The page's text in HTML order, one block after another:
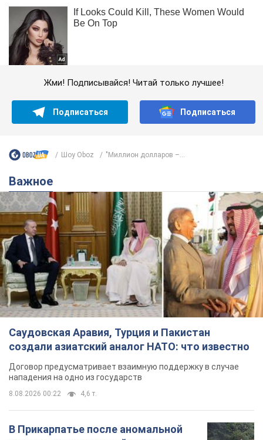
Жми! Подписывайся! Читай только лучшее!
Подписаться Подписаться
Шоу Oboz "Миллион долларов –...
Важное
Саудовская Аравия, Турция и Пакистан
создали азиатский аналог НАТО: что известно
Договор предусматривает взаимную поддержку в случае
нападения на одно из государств
8.08.2026 00:22 4,6 т.
В Прикарпатье после аномальной